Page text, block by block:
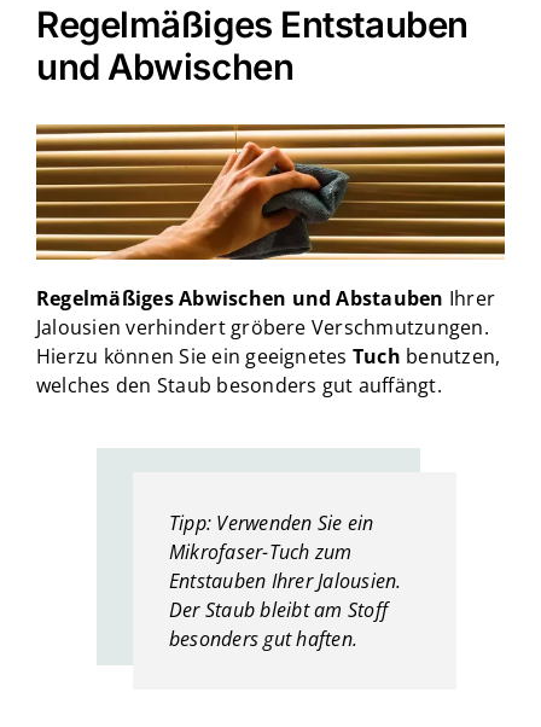
Regelmäßiges Entstauben
und Abwischen
Regelmäßiges Abwischen und Abstauben Ihrer
Jalousien verhindert gröbere Verschmutzungen.
Hierzu können Sie ein geeignetes Tuch benutzen,
welches den Staub besonders gut auffängt.
Tipp: Verwenden Sie ein
Mikrofaser-Tuch zum
Entstauben Ihrer Jalousien.
Der Staub bleibt am Stoff
besonders gut haften.